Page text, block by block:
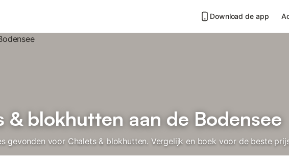
Download de app
& blokhutten aan de Bodensee
gevonden voor Chalets & blokhutten. Vergelijk en boek voor de beste